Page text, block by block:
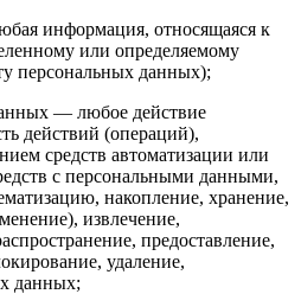
информация, относящаяся к
или определяемому
персональных данных);
— любое действие
действий (операций),
средств автоматизации или
с персональными данными,
накопление, хранение,
извлечение,
предоставление,
удаление,
данных;